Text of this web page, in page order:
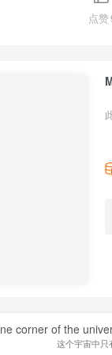
点赞
corner of the
这个宇宙中只